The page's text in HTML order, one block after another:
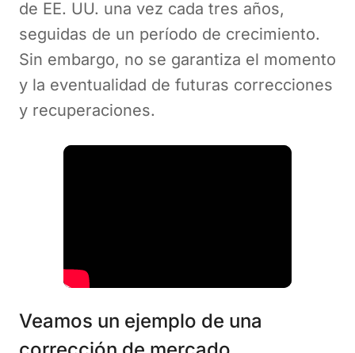
de EE. UU. una vez cada tres años,
seguidas de un período de crecimiento.
Sin embargo, no se garantiza el momento
y la eventualidad de futuras correcciones
y recuperaciones.
Veamos un ejemplo de una